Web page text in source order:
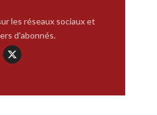
les réseaux sociaux et
d'abonnés.